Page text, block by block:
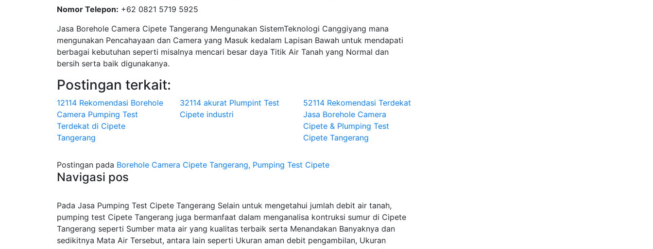
Nomor Telepon: +62 0821 5719 5925
Jasa Borehole Camera Cipete Tangerang Mengunakan SistemTeknologi Canggiyang mana
mengunakan Pencahayaan dan Camera yang Masuk kedalam Lapisan Bawah untuk mendapati
berbagai kebutuhan seperti misalnya mencari besar daya Titik Air Tanah yang Normal dan
bersih serta baik digunakanya.
Postingan terkait:
12114 Rekomendasi Borehole
Camera Pumping Test
Terdekat di Cipete
Tangerang
32114 akurat Plumpint Test
Cipete industri
52114 Rekomendasi Terdekat
Jasa Borehole Camera
Cipete & Plumping Test
Cipete Tangerang
Postingan pada Borehole Camera Cipete Tangerang, Pumping Test Cipete
Navigasi pos
Pada Jasa Pumping Test Cipete Tangerang Selain untuk mengetahui jumlah debit air tanah,
pumping test Cipete Tangerang juga bermanfaat dalam menganalisa kontruksi sumur di Cipete
Tangerang seperti Sumber mata air yang kualitas terbaik serta Menandakan Banyaknya dan
sedikitnya Mata Air Tersebut, antara lain seperti Ukuran aman debit pengambilan, Ukuran